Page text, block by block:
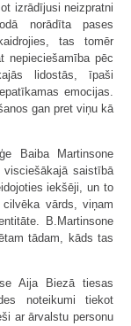
izrādījusi neizpratni
norādīta pases
tas tomēr
nepieciešamība pēc
lidostās, īpaši
emocijas.
gan pret viņu kā
Baiba Martinsone
saistībā
iekšēji, un to
vārds, viņam
B.Martinsone
tādam, kāds tas
Aija Biezā tiesas
noteikumi tiekot
ar ārvalstu personu